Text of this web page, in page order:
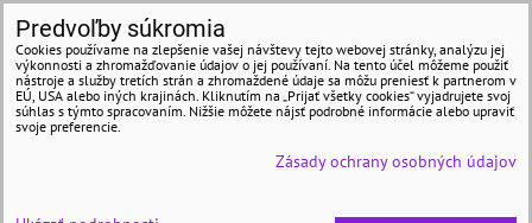
Predvoľby súkromia
Cookies používame na zlepšenie vašej návštevy tejto webovej stránky, analýzu jej
výkonnosti a zhromažďovanie údajov o jej používaní. Na tento účel môžeme použiť
nástroje a služby tretích strán a zhromaždené údaje sa môžu preniesť k partnerom v
EÚ, USA alebo iných krajinách. Kliknutím na „Prijať všetky cookies“ vyjadrujete svoj
súhlas s týmto spracovaním. Nižšie môžete nájsť podrobné informácie alebo upraviť
svoje preferencie.
Zásady ochrany osobných údajov